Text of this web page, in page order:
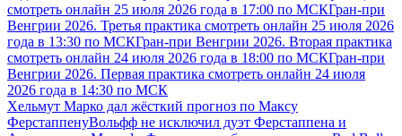
смотреть онлайн 25 июля 2026 года в 17:00 по МСКГран-при
Венгрии 2026. Третья практика смотреть онлайн 25 июля 2026
года в 13:30 по МСКГран-при Венгрии 2026. Вторая практика
смотреть онлайн 24 июля 2026 года в 18:00 по МСКГран-при
Венгрии 2026. Первая практика смотреть онлайн 24 июля
2026 года в 14:30 по МСК
Хельмут Марко дал жёсткий прогноз по Максу
ФерстаппенуВольфф не исключил дуэт Ферстаппена и